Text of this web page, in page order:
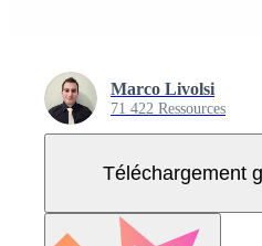
Marco Livolsi
71 422 Ressources
Téléchargement